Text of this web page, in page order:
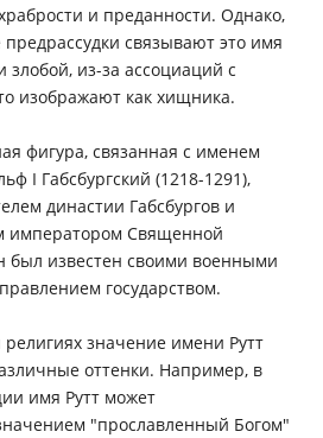
и преданности. Однако,
связывают это имя
злобой, из-за ассоциаций с
изображают как хищника.
фигура, связанная с именем
I Габсбургский (1218-1291),
династии Габсбургов и
императором Священной
был известен своими военными
государством.
религиях значение имени Рутт
оттенки. Например, в
имя Рутт может
"прославленный Богом"